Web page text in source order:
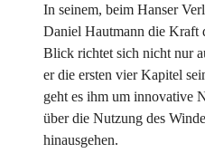
In seinem, beim Hanser
Daniel Hautmann die Kraft
Blick richtet sich nicht nur
er die ersten vier Kapitel
geht es ihm um innovative
über die Nutzung des
hinausgehen.